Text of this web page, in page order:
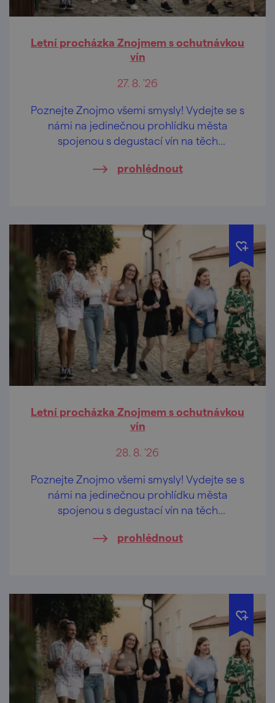
Letní procházka Znojmem s ochutnávkou
vín
27. 8. '26
Poznejte Znojmo všemi smysly! Vydejte se s
námi na jedinečnou prohlídku města
spojenou s degustací vín na těch
prohlédnout
Letní procházka Znojmem s ochutnávkou
vín
28. 8. '26
Poznejte Znojmo všemi smysly! Vydejte se s
námi na jedinečnou prohlídku města
spojenou s degustací vín na těch
prohlédnout